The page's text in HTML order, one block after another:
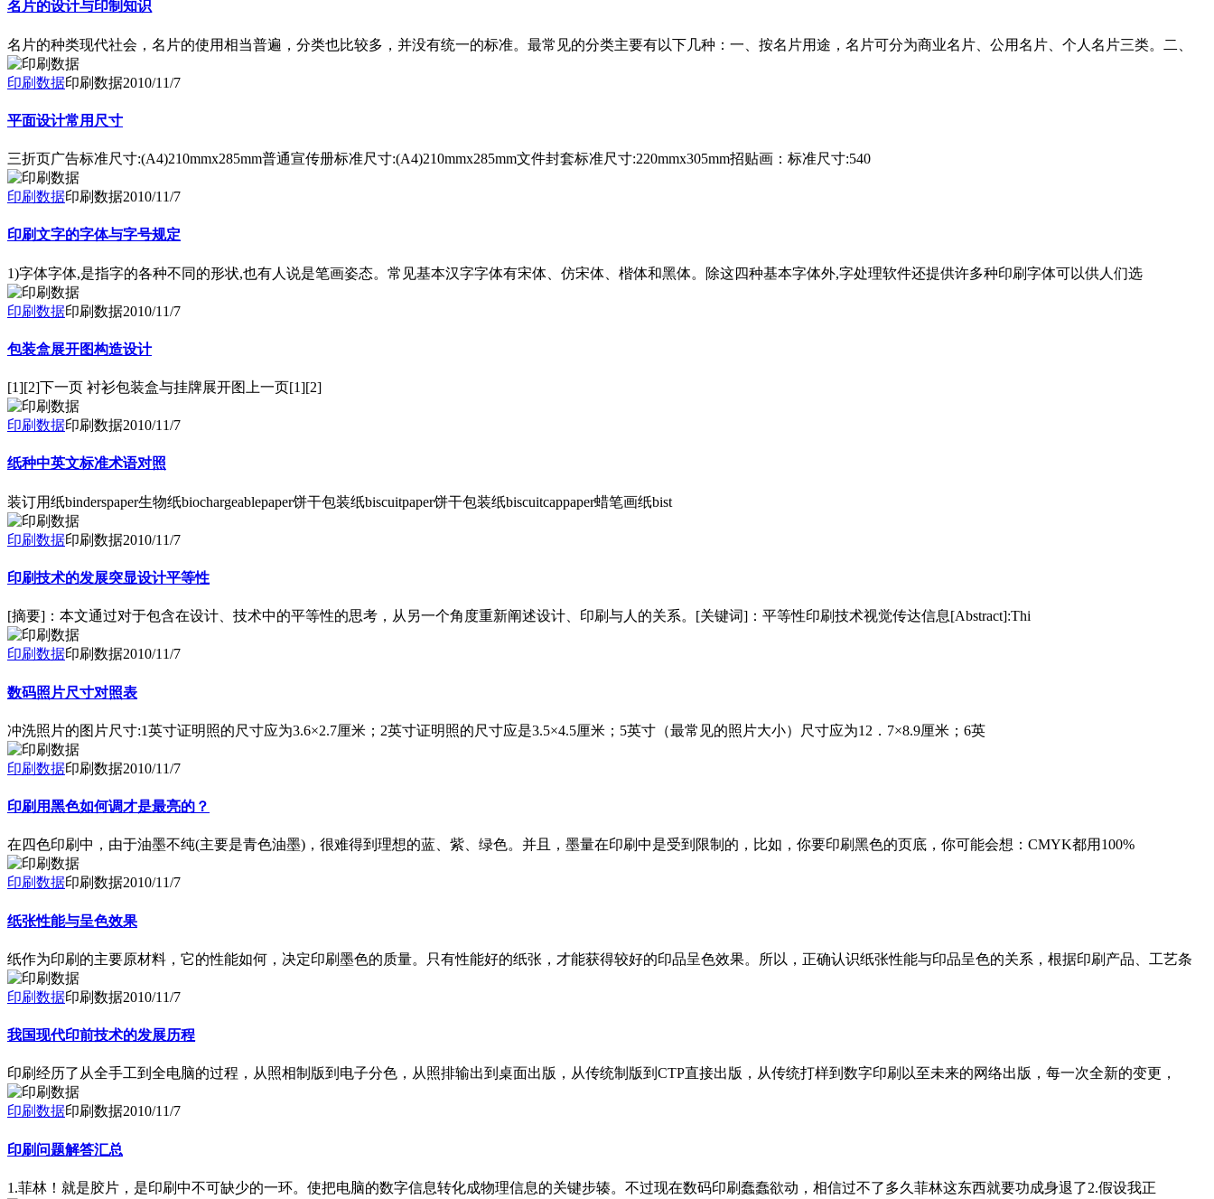
名片的设计与印制知识
名片的种类现代社会，名片的使用相当普遍，分类也比较多，并没有统一的标准。最常见的分类主要有以下几种：一、按名片用途，名片可分为商业名片、公用名片、个人名片三类。二、
印刷数据印刷数据2010/11/7
平面设计常用尺寸
三折页广告标准尺寸:(A4)210mmx285mm普通宣传册标准尺寸:(A4)210mmx285mm文件封套标准尺寸:220mmx305mm招贴画：标准尺寸:540
印刷数据印刷数据2010/11/7
印刷文字的字体与字号规定
1)字体字体,是指字的各种不同的形状,也有人说是笔画姿态。常见基本汉字字体有宋体、仿宋体、楷体和黑体。除这四种基本字体外,字处理软件还提供许多种印刷字体可以供人们选
印刷数据印刷数据2010/11/7
包装盒展开图构造设计
[1][2]下一页 衬衫包装盒与挂牌展开图上一页[1][2]
印刷数据印刷数据2010/11/7
纸种中英文标准术语对照
装订用纸binderspaper生物纸biochargeablepaper饼干包装纸biscuitpaper饼干包装纸biscuitcappaper蜡笔画纸bist
印刷数据印刷数据2010/11/7
印刷技术的发展突显设计平等性
[摘要]：本文通过对于包含在设计、技术中的平等性的思考，从另一个角度重新阐述设计、印刷与人的关系。[关键词]：平等性印刷技术视觉传达信息[Abstract]:Thi
印刷数据印刷数据2010/11/7
数码照片尺寸对照表
冲洗照片的图片尺寸:1英寸证明照的尺寸应为3.6×2.7厘米；2英寸证明照的尺寸应是3.5×4.5厘米；5英寸（最常见的照片大小）尺寸应为12．7×8.9厘米；6英
印刷数据印刷数据2010/11/7
印刷用黑色如何调才是最亮的？
在四色印刷中，由于油墨不纯(主要是青色油墨)，很难得到理想的蓝、紫、绿色。并且，墨量在印刷中是受到限制的，比如，你要印刷黑色的页底，你可能会想：CMYK都用100%
印刷数据印刷数据2010/11/7
纸张性能与呈色效果
纸作为印刷的主要原材料，它的性能如何，决定印刷墨色的质量。只有性能好的纸张，才能获得较好的印品呈色效果。所以，正确认识纸张性能与印品呈色的关系，根据印刷产品、工艺条
印刷数据印刷数据2010/11/7
我国现代印前技术的发展历程
印刷经历了从全手工到全电脑的过程，从照相制版到电子分色，从照排输出到桌面出版，从传统制版到CTP直接出版，从传统打样到数字印刷以至未来的网络出版，每一次全新的变更，
印刷数据印刷数据2010/11/7
印刷问题解答汇总
1.菲林！就是胶片，是印刷中不可缺少的一环。使把电脑的数字信息转化成物理信息的关键步辏。不过现在数码印刷蠢蠢欲动，相信过不了多久菲林这东西就要功成身退了2.假设我正